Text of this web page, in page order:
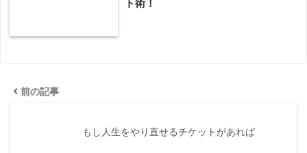
ト術！
前の記事
もし人生をやり直せるチケットがあれば